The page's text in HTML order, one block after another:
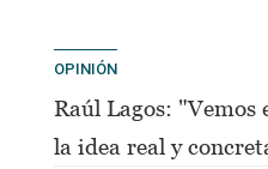
OPINIÓN
Raúl Lagos:
la idea real y